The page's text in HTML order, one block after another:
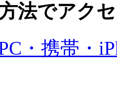
法でアク
・携帯・